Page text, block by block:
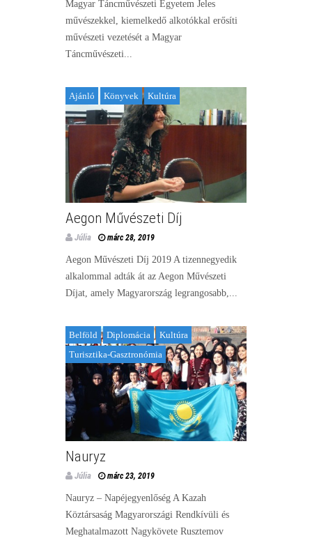
Magyar Táncművészeti Egyetem Jeles
művészekkel, kiemelkedő alkotókkal erősíti
művészeti vezetését a Magyar
Táncművészeti...
Ajánló Könyvek Kultúra
Aegon Művészeti Díj
Júlia márc 28, 2019
Aegon Művészeti Díj 2019 A tizennegyedik
alkalommal adták át az Aegon Művészeti
Díjat, amely Magyarország legrangosabb,...
Belföld Diplomácia
Kultúra
Turisztika-Gasztronómia
Nauryz
Júlia márc 23, 2019
Nauryz – Napéjegyenlőség A Kazah
Köztársaság Magyarországi Rendkívüli és
Meghatalmazott Nagykövete Rusztemov